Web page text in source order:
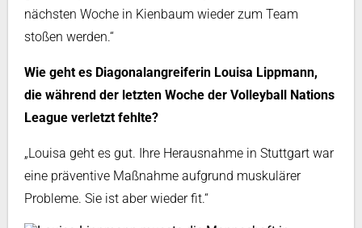
nächsten Woche in Kienbaum wieder zum Team
stoßen werden.“
Wie geht es Diagonalangreiferin Louisa Lippmann,
die während der letzten Woche der Volleyball Nations
League verletzt fehlte?
„Louisa geht es gut. Ihre Herausnahme in Stuttgart war
eine präventive Maßnahme aufgrund muskulärer
Probleme. Sie ist aber wieder fit.“